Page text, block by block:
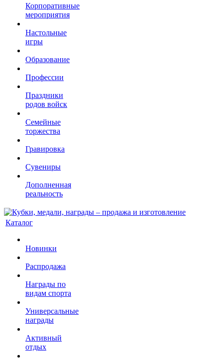
Корпоративные
мероприятия
Настольные
игры
Образование
Профессии
Праздники
родов войск
Семейные
торжества
Гравировка
Сувениры
Дополненная
реальность
Каталог
Новинки
Распродажа
Награды по
видам спорта
Универсальные
награды
Активный
отдых